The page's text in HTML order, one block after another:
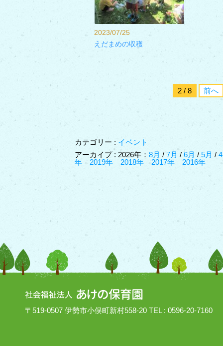
2023/07/25
えだまめの収穫
2 / 8 前へ
カテゴリー : イベント
アーカイプ : 2026年： 8月 / 7月 / 6月 / 5月 /
年
2019年 2018年 2017年 2016年
〒519-0507 伊勢市小俣町新村558-20 TEL : 0596-20-7160